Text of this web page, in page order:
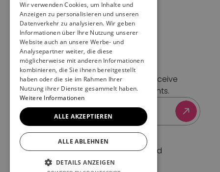
Cookies
Terms of Service
Support
Contact
Blog
Newsletter
Sign up for our newsletter to receive
exclusive updates and insights.
© 2025 — All rights reserved
Beyond Tickets AG
Wir verwenden Cookies, um Inhalte und
Anzeigen zu personalisieren und unseren
Datenverkehr zu analysieren. Wir geben
Informationen über Ihre Nutzung unserer
Website auch an unsere Werbe- und
Analysepartner weiter, die diese
möglicherweise mit anderen Informationen
kombinieren, die Sie ihnen bereitgestellt
haben oder die sie im Rahmen Ihrer
Nutzung ihrer Dienste gesammelt haben.
Weitere Informationen
ALLE AKZEPTIEREN
ALLE ABLEHNEN
DETAILS ANZEIGEN